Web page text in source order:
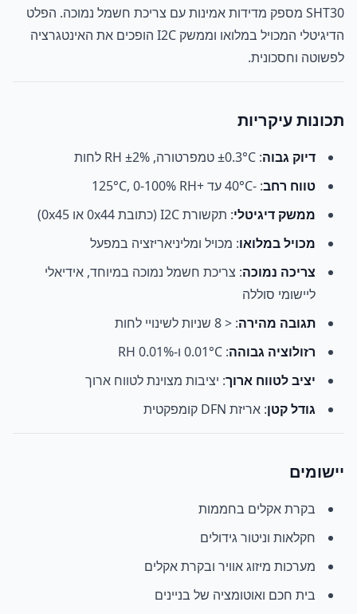
SHT30 מספק מדידות אמינות עם צריכת חשמל נמוכה. הפלט
הדיגיטלי המכויל במלואו וממשק I2C הופכים את האינטגרציה
לפשוטה וחסכונית.
תכונות עיקריות
דיוק גבוה: ±0.3°C טמפרטורה, ±2% RH לחות
טווח רחב: -40°C עד +125°C, 0-100% RH
ממשק דיגיטלי: תקשורת I2C (כתובת 0x44 או 0x45)
מכויל במלואו: מכויל ומליניאריזציה במפעל
צריכה נמוכה: צריכת חשמל נמוכה במיוחד, אידיאלי
ליישומי סוללה
תגובה מהירה: < 8 שניות לשינויי לחות
רזולוציה גבוהה: 0.01°C ו-0.01% RH
יציב לטווח ארוך: יציבות מצוינת לטווח ארוך
גודל קטן: אריזת DFN קומפקטית
יישומים
בקרת אקלים בחממות
חקלאות וניטור גידולים
מערכות מיזוג אוויר ובקרת אקלים
בית חכם ואוטומציה של בניינים